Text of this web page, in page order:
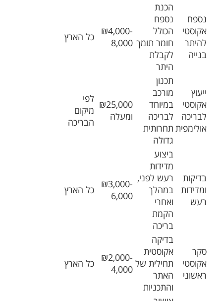
נספח
אקוסטי
להיתר
בנייה
הכנת
נספח
הכולל
חומר תומך
לקבלת
היתר
₪4,000-
8,000
כל הארץ
ייעוץ
אקוסטי
לבריכה
אולימפית
תכנון
מורכב
במיוחד
לבריכה
תחרותית
גדולה
₪25,000
ומעלה
לפי
מיקום
הבריכה
בדיקות
ומדידות
רעש
ביצוע
מדידות
רעש לפני,
במהלך
ואחרי
הקמת
בריכה
₪3,000-
6,000
כל הארץ
סקר
אקוסטי
ראשוני
בדיקה
אקוסטית
תחילית של
האתר
והתכניות
₪2,000-
4,000
כל הארץ